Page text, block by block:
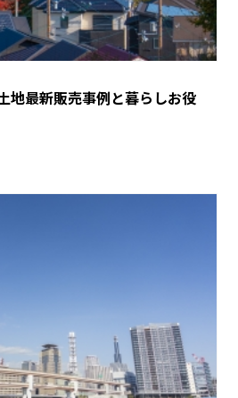
地最新販売事例と暮らしお役